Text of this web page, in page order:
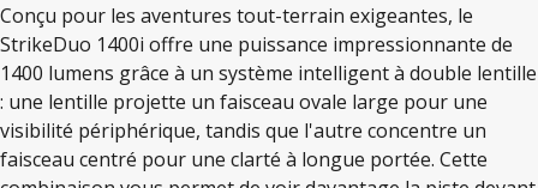
Conçu pour les aventures tout-terrain exigeantes, le
StrikeDuo 1400i offre une puissance impressionnante de
1400 lumens grâce à un système intelligent à double lentille
: une lentille projette un faisceau ovale large pour une
visibilité périphérique, tandis que l'autre concentre un
faisceau centré pour une clarté à longue portée. Cette